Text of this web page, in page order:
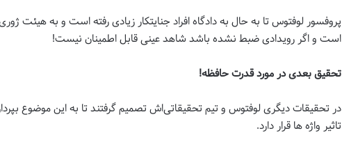
پروفسور لوفتوس تا به حال به دادگاه افراد جنایتکار زیادی رفته است و به هیئت
است و اگر رویدادی ضبط نشده باشد شاهد عینی قابل اطمینان نیست!
تحقیق بعدی در مورد قدرت حافظه!
در تحقیقات دیگری لوفتوس و تیم تحقیقاتی‌اش تصمیم گرفتند تا به این موضوع
تاثیر واژه ها قرار دارد.